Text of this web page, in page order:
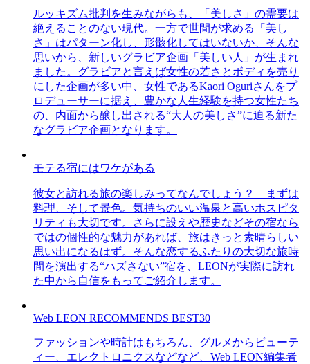
ルッキズム批判を生みながらも、「美しさ」の需要は
絶えることのない現代。一方で世間が求める「美し
さ」はパターン化し、形骸化してはいないか、そんな
思いから、新しいグラビア企画「美しい人」が生まれ
ました。グラビアと言えば女性の若さとボディを売り
にした企画が多い中、女性であるKaori Oguriさんをプ
ロデューサーに据え、豊かな人生経験を持つ女性たち
の、内面から醸し出される“大人の美しさ”に迫る新た
なグラビア企画となります。
モテる宿にはワケがある
彼女と訪れる旅の楽しみってなんでしょう？ まずは
料理、そして景色。気持ちのいい温泉と高いホスピタ
リティも大切です。さらに設えや歴史などその宿なら
ではの個性的な魅力があれば、旅はきっと素晴らしい
思い出になるはず。そんな恋するふたりの大切な旅時
間を演出する“ハズさない”宿を、LEONが実際に訪れ
た中から自信をもってご紹介します。
Web LEON RECOMMENDS BEST30
ファッションや時計はもちろん、グルメからビューテ
ィー、エレクトロニクスなどなど、Web LEON編集者